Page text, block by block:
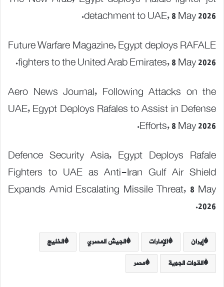
detachment to UAE, 8 May 2026.
Future Warfare Magazine, Egypt deploys RAFALE
fighters to the United Arab Emirates, 8 May 2026.
Aero News Journal, Following Attacks on the
UAE, Egypt Deploys Rafales to Assist in Defense
Efforts⁠, 8 May 2026.
Defence Security Asia, Egypt Deploys Rafale
Fighters to UAE as Anti-Iran Gulf Air Shield
Expands Amid Escalating Missile Threat, 8 May
2026.
إيران الإمارات الجيش المصري
الخليج
القوات الجوية
مصر